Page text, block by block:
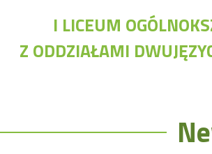
I LICEUM
Z ODDZIAŁAMI
Biblioteka Szkolna